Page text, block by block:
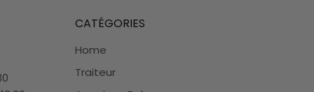
CATÉGORIES
Home
Traiteur